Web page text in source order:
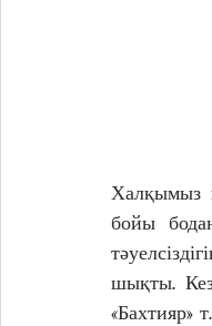
Халқымыз
бойы
шықты.
«Бахтияр»